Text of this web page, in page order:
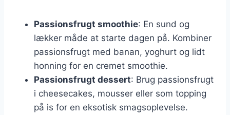
Passionsfrugt smoothie: En sund og
lækker måde at starte dagen på. Kombiner
passionsfrugt med banan, yoghurt og lidt
honning for en cremet smoothie.
Passionsfrugt dessert: Brug passionsfrugt
i cheesecakes, mousser eller som topping
på is for en eksotisk smagsoplevelse.